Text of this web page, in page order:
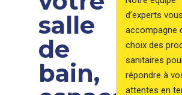
salle
de
bain,
d’experts vous
accompagne
choix des
sanitaires
répondre à
attentes en